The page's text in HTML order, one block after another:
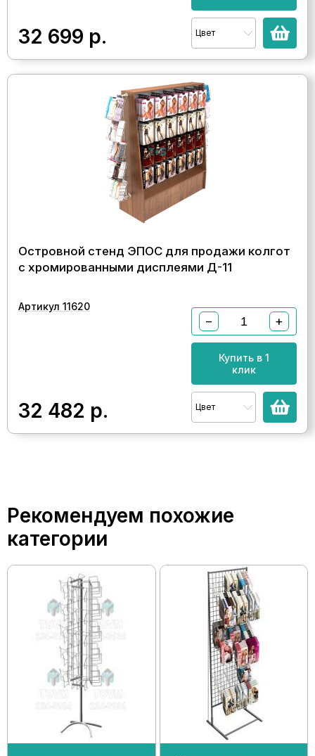
32 699 р. Цвет
Островной стенд ЭПОС для продажи колгот
с хромированными дисплеями Д-11
Артикул 11620
32 482 р.
− +
Купить в 1
клик
Цвет
Рекомендуем похожие
категории